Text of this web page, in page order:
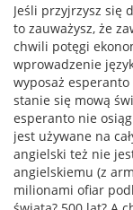
Jeśli przyjrzysz się
to zauważysz, że
chwili potęgi
wprowadzenie
wyposaż
stanie się mową
esperanto nie
jest używane na
angielski też nie
angielskiemu (z
milionami ofiar